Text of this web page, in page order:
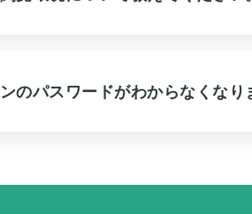
のパスワードがわからなくなり